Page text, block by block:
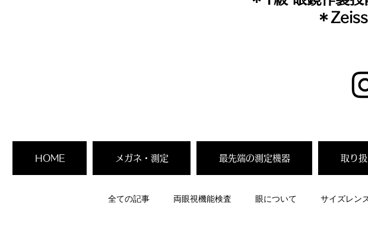
＊
HOME メガネ・測定 最先端の測定機器 取り
全ての記事 両眼視機能検査 眼について サイズレン